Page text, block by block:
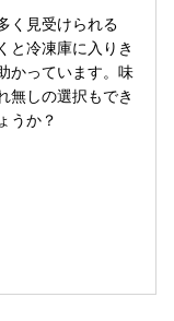
く見受けられる
と冷凍庫に入りき
かっています。味
無しの選択もでき
うか？